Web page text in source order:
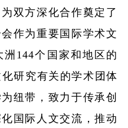
双方深化合作奠定了
作为重要国际学术文
144个国家和地区的
研究有关的学术团体
纽带，致力于传承创
国际人文交流，推动